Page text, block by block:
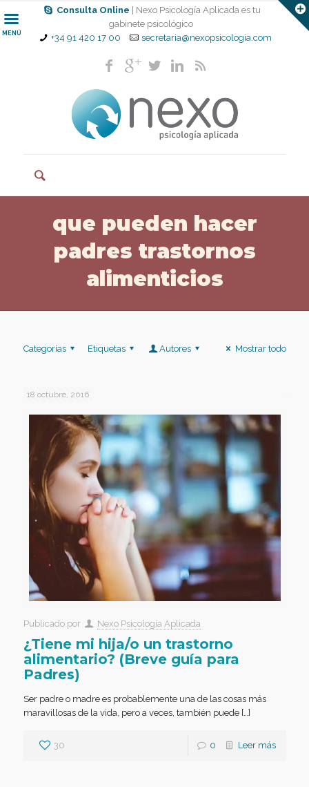
Consulta Online
| Nexo Psicología Aplicada es tu
gabinete psicológico
+34 91 420 17 00
secretaria@nexopsicologia.com
MENÚ
que pueden hacer
padres trastornos
alimenticios
Categorías Etiquetas Autores Mostrar todo
18 octubre, 2016
Publicado por Nexo Psicología Aplicada
¿Tiene mi hija/o un trastorno
alimentario? (Breve guía para
Padres)
Ser padre o madre es probablemente una de las cosas más
maravillosas de la vida, pero a veces, también puede […]
30 0 Leer más